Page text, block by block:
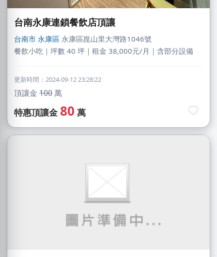
台南永康連鎖餐飲店頂讓
台南市 永康區 永康區崑山里大灣路1046號
餐飲小吃｜坪數 40 坪｜租金 38,000元/月｜含部分設備
更新時間：2024-09-12 23:28:22
頂讓金 100萬
特惠頂讓金 80 萬